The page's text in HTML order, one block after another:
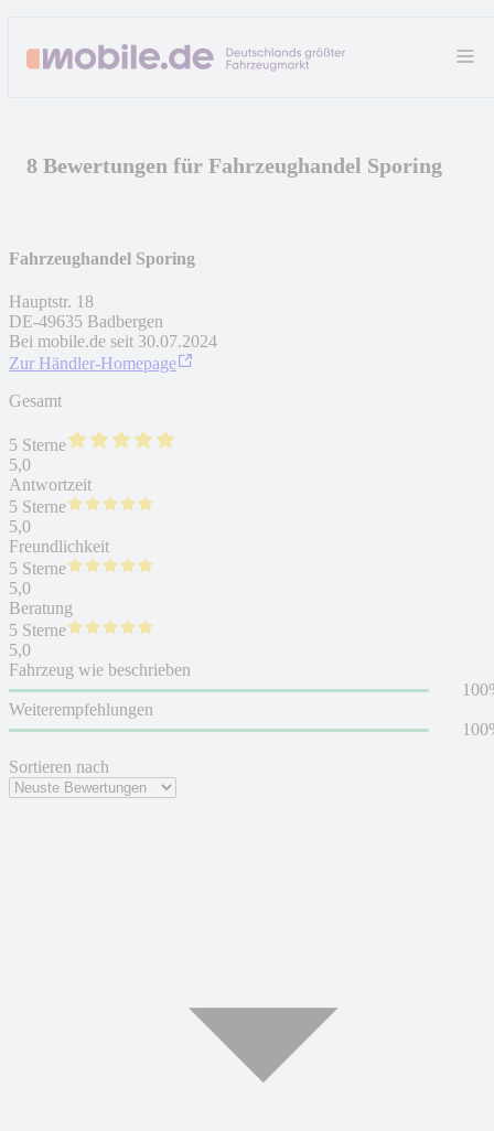
8 Bewertungen für Fahrzeughandel Sporing
Sortieren nach
Fahrzeughandel Sporing
Hauptstr. 18
DE-49635 Badbergen
Bei mobile.de seit 30.07.2024
Zur Händler-Homepage
Gesamt
5 Sterne
5,0
Antwortzeit
5 Sterne
5,0
Freundlichkeit
5 Sterne
5,0
Beratung
5 Sterne
5,0
Fahrzeug wie beschrieben
Weiterempfehlungen